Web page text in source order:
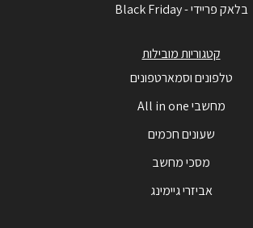
בלאק פריידי - Black Friday
קטגוריות מובילות
טלפונים וסמארטפונים
מחשבי All in one
שעונים חכמים
מסכי מחשב
אביזרי גיימינג